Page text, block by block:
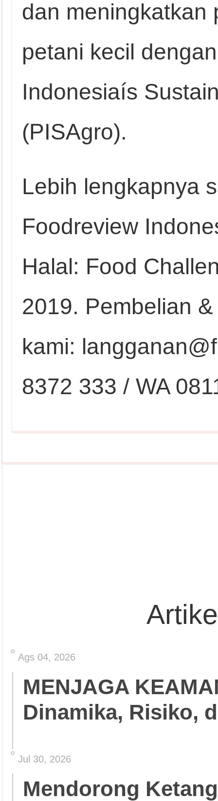
dan meningkatkan
petani kecil
Indonesiaís
(PISAgro).
Lebih lengkapnya
Foodreview
Halal: Food
2019. Pembelian
kami:
8372 333 / WA
Ags 04, 2026
MENJAGA
Dinamika, Risiko,
Jul 30, 2026
Mendorong